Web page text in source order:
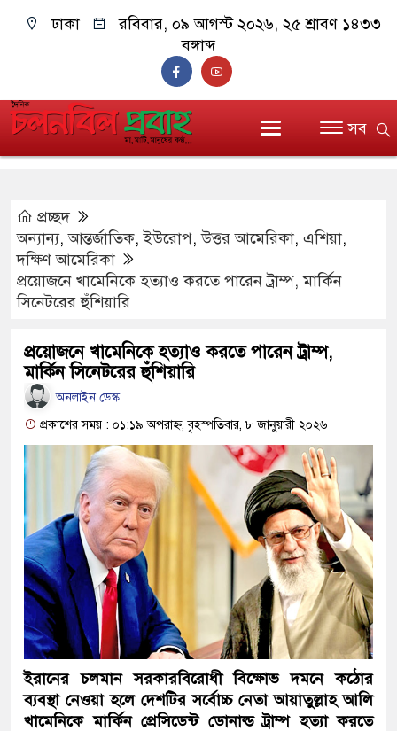
ঢাকা
রবিবার, ০৯ আগস্ট ২০২৬, ২৫ শ্রাবণ ১৪৩৩
বঙ্গাব্দ
সব
প্রচ্ছদ
অন্যান্য,আন্তর্জাতিক,ইউরোপ,উত্তর আমেরিকা, এশিয়া,
দক্ষিণ আমেরিকা
প্রয়োজনে খামেনিকে ‌হত্যাও করতে পারেন ট্রাম্প, মার্কিন
সিনেটরের হুঁশিয়ারি
প্রয়োজনে খামেনিকে ‌হত্যাও করতে পারেন ট্রাম্প,
মার্কিন সিনেটরের হুঁশিয়ারি
অনলাইন ডেস্ক
প্রকাশের সময় : ০১:১৯ অপরাহ্ন, বৃহস্পতিবার, ৮ জানুয়ারী ২০২৬
ইরানের চলমান সরকারবিরোধী বিক্ষোভ দমনে কঠোর
ব্যবস্থা নেওয়া হলে দেশটির সর্বোচ্চ নেতা আয়াতুল্লাহ আলি
খামেনিকে মার্কিন প্রেসিডেন্ট ডোনাল্ড ট্রাম্প হত্যা করতে